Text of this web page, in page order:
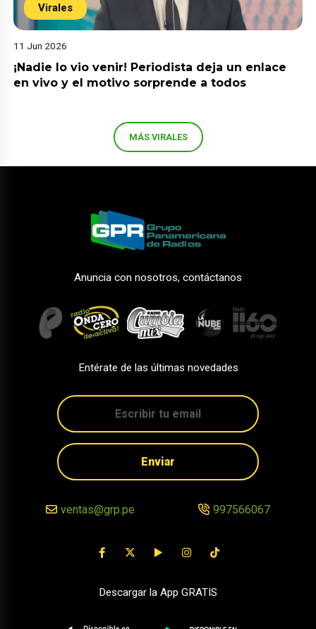
Virales
11 Jun 2026
¡Nadie lo vio venir! Periodista deja un enlace
en vivo y el motivo sorprende a todos
MÁS VIRALES
Anuncia con nosotros, contáctanos
Entérate de las últimas novedades
Enviar
ventas@grp.pe 997566067
Descargar la App GRATIS